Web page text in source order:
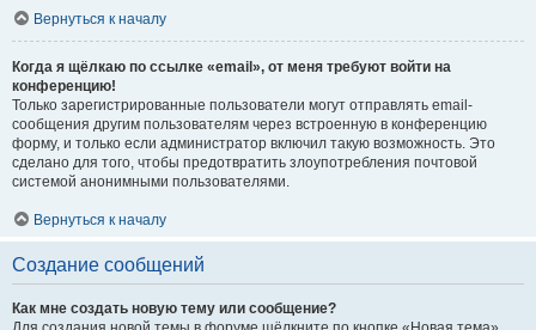
Вернуться к началу
Когда я щёлкаю по ссылке «email», от меня требуют войти на
конференцию!
Только зарегистрированные пользователи могут отправлять email-
сообщения другим пользователям через встроенную в конференцию
форму, и только если администратор включил такую возможность. Это
сделано для того, чтобы предотвратить злоупотребления почтовой
системой анонимными пользователями.
Вернуться к началу
Создание сообщений
Как мне создать новую тему или сообщение?